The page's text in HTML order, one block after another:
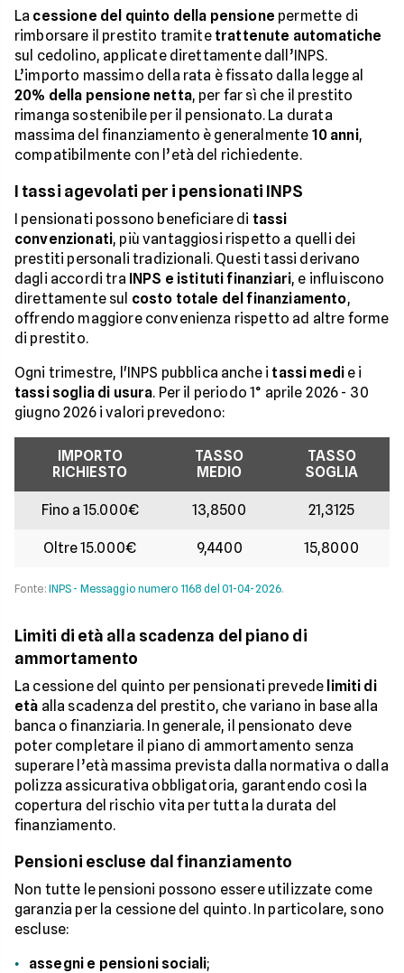
La cessione del quinto della pensione permette di
rimborsare il prestito tramite trattenute automatiche
sul cedolino, applicate direttamente dall’INPS.
L’importo massimo della rata è fissato dalla legge al
20% della pensione netta, per far sì che il prestito
rimanga sostenibile per il pensionato. La durata
massima del finanziamento è generalmente 10 anni,
compatibilmente con l’età del richiedente.
I tassi agevolati per i pensionati INPS
I pensionati possono beneficiare di tassi
convenzionati, più vantaggiosi rispetto a quelli dei
prestiti personali tradizionali. Questi tassi derivano
dagli accordi tra INPS e istituti finanziari, e influiscono
direttamente sul costo totale del finanziamento,
offrendo maggiore convenienza rispetto ad altre forme
di prestito.
Ogni trimestre, l'INPS pubblica anche i tassi medi e i
tassi soglia di usura. Per il periodo 1° aprile 2026 - 30
giugno 2026 i valori prevedono:
IMPORTO
RICHIESTO
TASSO
MEDIO
TASSO
SOGLIA
Fino a 15.000€ 13,8500 21,3125
Oltre 15.000€ 9,4400 15,8000
Fonte: INPS - Messaggio numero 1168 del 01-04-2026.
Limiti di età alla scadenza del piano di
ammortamento
La cessione del quinto per pensionati prevede limiti di
età alla scadenza del prestito, che variano in base alla
banca o finanziaria. In generale, il pensionato deve
poter completare il piano di ammortamento senza
superare l’età massima prevista dalla normativa o dalla
polizza assicurativa obbligatoria, garantendo così la
copertura del rischio vita per tutta la durata del
finanziamento.
Pensioni escluse dal finanziamento
Non tutte le pensioni possono essere utilizzate come
garanzia per la cessione del quinto. In particolare, sono
escluse:
assegni e pensioni sociali;